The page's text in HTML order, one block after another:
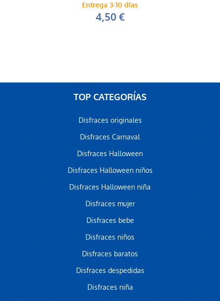
Entrega 3-10 días
4,50 €
TOP CATEGORÍAS
Disfraces originales
Disfraces Carnaval
Disfraces Halloween
Disfraces Halloween niños
Disfraces Halloween niña
Disfraces mujer
Disfraces bebe
Disfraces niños
Disfraces baratos
Disfraces despedidas
Disfraces niña